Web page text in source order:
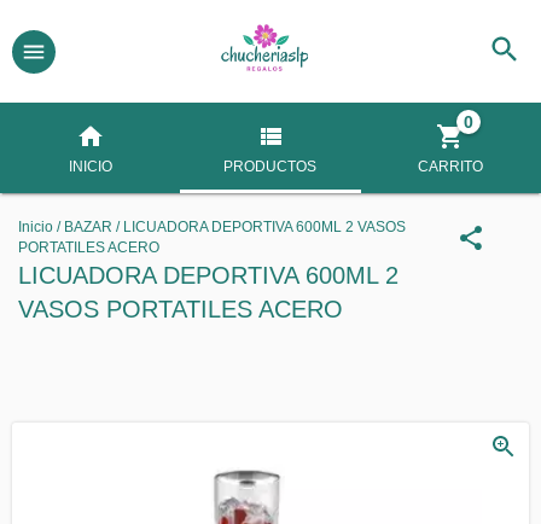
INICIO PRODUCTOS CARRITO
0
Inicio / BAZAR / LICUADORA DEPORTIVA 600ML 2 VASOS
PORTATILES ACERO
LICUADORA DEPORTIVA 600ML 2
VASOS PORTATILES ACERO